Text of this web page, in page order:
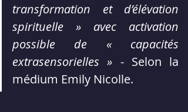
transformation et d’élévation
spirituelle » avec activation
possible de « capacités
extrasensorielles » - Selon la
médium Emily Nicolle.